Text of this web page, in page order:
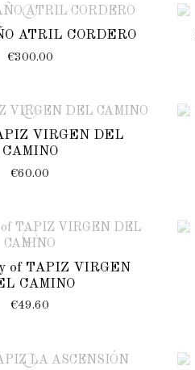
ATRIL CORDERO
€300.00
VIRGEN DEL
CAMINO
€60.00
of TAPIZ VIRGEN
CAMINO
€49.60